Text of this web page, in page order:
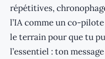
répétitives,
l’IA comme un co-
le terrain pour que tu
l’essentiel : ton